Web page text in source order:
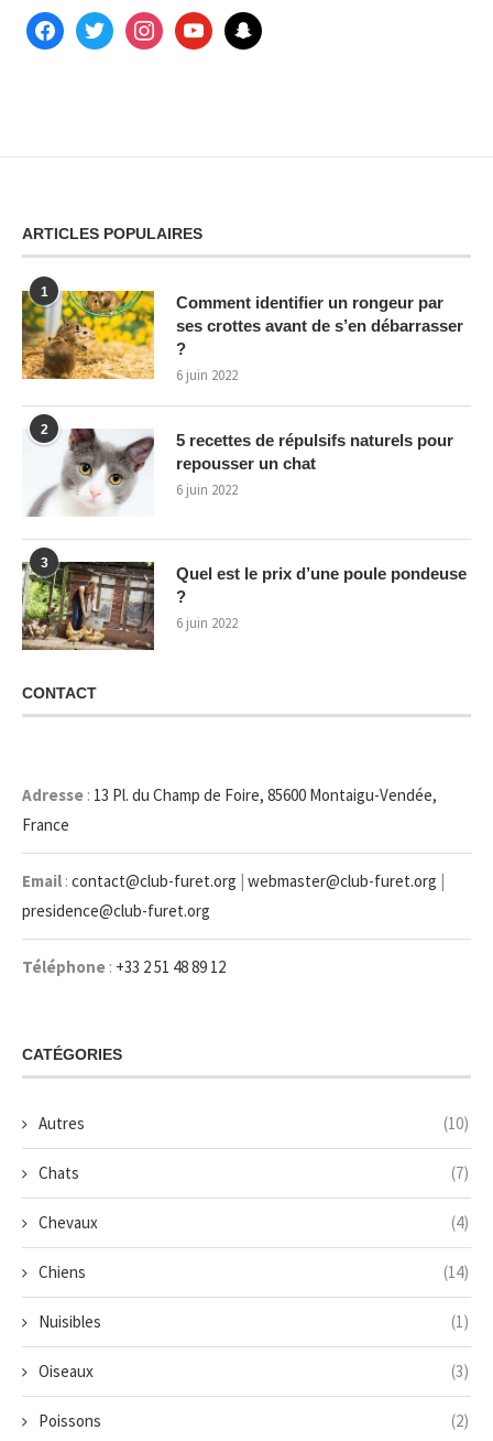
ARTICLES POPULAIRES
1
Comment identifier un rongeur par
ses crottes avant de s’en débarrasser
?
6 juin 2022
2
5 recettes de répulsifs naturels pour
repousser un chat
6 juin 2022
3
Quel est le prix d’une poule pondeuse
?
6 juin 2022
CONTACT
Adresse : 13 Pl. du Champ de Foire, 85600 Montaigu-Vendée,
France
Email : contact@club-furet.org | webmaster@club-furet.org |
presidence@club-furet.org
Téléphone : +33 2 51 48 89 12
CATÉGORIES
Autres (10)
Chats (7)
Chevaux (4)
Chiens (14)
Nuisibles (1)
Oiseaux (3)
Poissons (2)